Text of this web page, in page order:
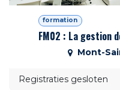
formation
FM02 : La gestion
Mont-
Registraties gesloten